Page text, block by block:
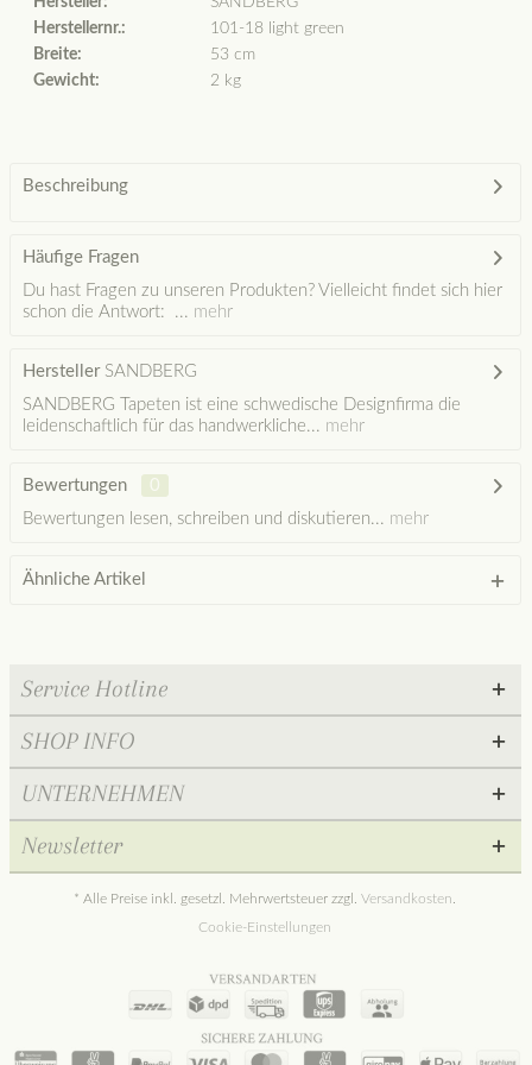
Herstellernr.:
101-18 light green
Breite:
53 cm
Gewicht:
2 kg
Beschreibung
Häufige Fragen
Du hast Fragen zu unseren Produkten? Vielleicht findet sich hier
schon die Antwort: ... mehr
HerstellerSANDBERG
SANDBERG Tapeten ist eine schwedische Designfirma die
leidenschaftlich für das handwerkliche... mehr
Bewertungen
0
Bewertungen lesen, schreiben und diskutieren... mehr
Ähnliche Artikel
Service Hotline
SHOP INFO
UNTERNEHMEN
Newsletter
* Alle Preise inkl. gesetzl. Mehrwertsteuer zzgl.Versandkosten
Cookie-Einstellungen